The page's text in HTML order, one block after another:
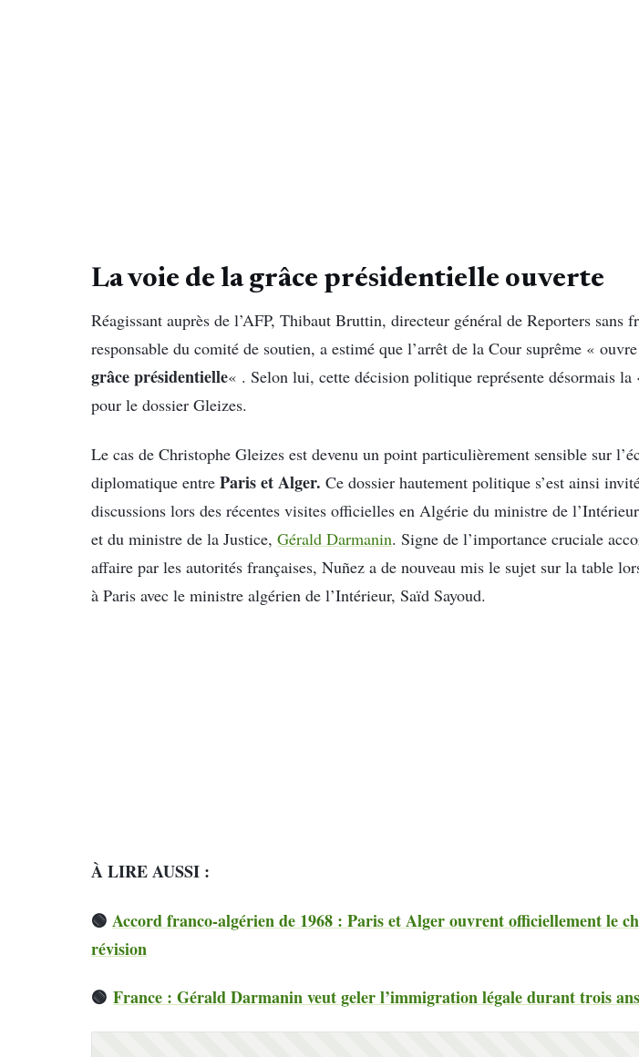
La voie de la grâce présidentielle ouverte
Réagissant auprès de l’AFP, Thibaut Bruttin, directeur général de Reporters sans
responsable du comité de soutien, a estimé que l’arrêt de la Cour suprême «
grâce présidentielle« . Selon lui, cette décision politique représente désormais la
pour le dossier Gleizes.
Le cas de Christophe Gleizes est devenu un point particulièrement sensible sur
diplomatique entre Paris et Alger. Ce dossier hautement politique s’est ainsi
discussions lors des récentes visites officielles en Algérie du ministre de
et du ministre de la Justice, Gérald Darmanin. Signe de l’importance cruciale
affaire par les autorités françaises, Nuñez a de nouveau mis le sujet sur la table
à Paris avec le ministre algérien de l’Intérieur, Saïd Sayoud.
À LIRE AUSSI :
🟢 Accord franco-algérien de 1968 : Paris et Alger ouvrent officiellement le
révision
🟢 France : Gérald Darmanin veut geler l’immigration légale durant trois ans